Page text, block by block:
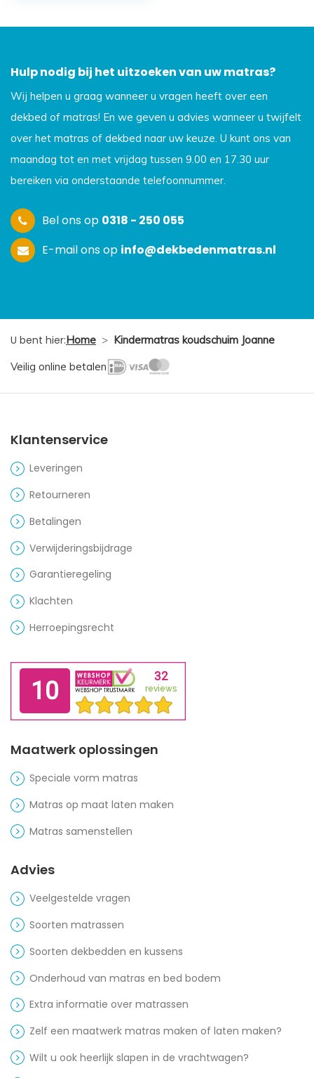
Hulp nodig bij het uitzoeken van uw matras?
Wij helpen u graag wanneer u vragen heeft over een
dekbed of matras! En we geven u advies wanneer u twijfelt
over het matras of dekbed naar uw keuze. U kunt ons van
maandag tot en met vrijdag tussen 9.00 en 17.30 uur
bereiken via onderstaande telefoonnummer.
Bel ons op 0318 - 250 055
E-mail ons op info@dekbedenmatras.nl
U bent hier:Home > Kindermatras koudschuim Joanne
Veilig online betalen
Klantenservice
Leveringen
Retourneren
Betalingen
Verwijderingsbijdrage
Garantieregeling
Klachten
Herroepingsrecht
Maatwerk oplossingen
Speciale vorm matras
Matras op maat laten maken
Matras samenstellen
Advies
Veelgestelde vragen
Soorten matrassen
Soorten dekbedden en kussens
Onderhoud van matras en bed bodem
Extra informatie over matrassen
Zelf een maatwerk matras maken of laten maken?
Wilt u ook heerlijk slapen in de vrachtwagen?